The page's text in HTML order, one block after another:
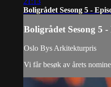
Boligrådet Sesong 5 -
Boligrådet Sesong 5 -
Oslo Bys Arkitekturpris
Vi får besøk av årets